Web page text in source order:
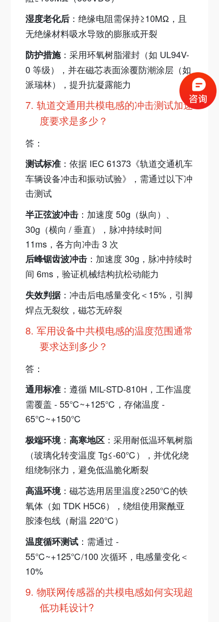
湿度老化后 ：绝缘电阻需保持≥10MΩ，且
无绝缘材料吸水导致的膨胀或开裂
防护措施：采用环氧树脂灌封（如 UL94V-
0 等级），并在磁芯表面涂覆防潮涂层（如
派瑞林），提升抗凝露能力
7.轨道交通用共模电感的冲击测试加速
度要求是多少？
答：
测试标准：依据 IEC 61373《轨道交通机车
车辆设备冲击和振动试验》，需通过以下冲
击测试
半正弦波冲击 ：加速度 50g（纵向）、
30g（横向 / 垂直），脉冲持续时间
11ms，各方向冲击 3 次
后峰锯齿波冲击 ：加速度 30g，脉冲持续时
间 6ms，验证机械结构抗松动能力
失效判据：冲击后电感量变化＜15%，引脚
焊点无裂纹，磁芯无碎裂
8.军用设备中共模电感的温度范围通常
要求达到多少？
答：
通用标准：遵循 MIL-STD-810H，工作温度
需覆盖 - 55℃~+125℃，存储温度 -
65℃~+150℃
极端环境：高寒地区 ：采用耐低温环氧树脂
（玻璃化转变温度 Tg≤-60℃），并优化绕
组绕制张力，避免低温脆化断裂
高温环境：磁芯选用居里温度≥250℃的铁
氧体（如 TDK H5C6），绕组使用聚酰亚
胺漆包线（耐温 220℃）
温度循环测试 ：需通过 -
55℃~+125℃/100 次循环，电感量变化＜
10%
9.物联网传感器的共模电感如何实现超
低功耗设计?